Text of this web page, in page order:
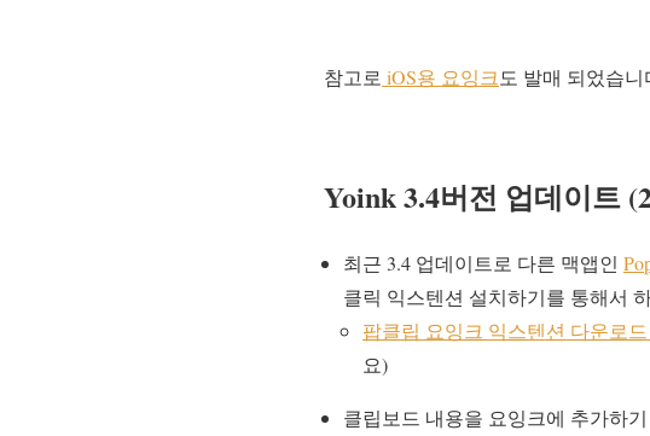
참고로 iOS용 요잉크 도 발매 되었습니
Yoink 3.4버전 업데이트
최근 3.4 업데이트로 다른 맥앱인
클릭 익스텐션 설치하기를 통해서
팝클립 요잉크 익스텐션 다운로
요)
클립보드 내용을 요잉크에 추가하